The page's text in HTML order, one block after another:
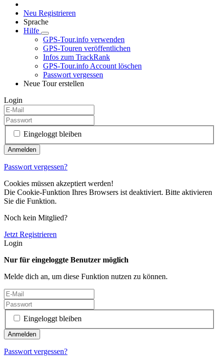
Neu Registrieren
Sprache
Hilfe
GPS-Tour.info verwenden
GPS-Touren veröffentlichen
Infos zum TrackRank
GPS-Tour.info Account löschen
Passwort vergessen
Neue Tour erstellen
Login
Eingeloggt bleiben
Passwort vergessen?
Cookies müssen akzeptiert werden!
Die Cookie-Funktion Ihres Browsers ist deaktiviert. Bitte aktivieren
Sie die Funktion.
Noch kein Mitglied?
Jetzt Registrieren
Login
Nur für eingeloggte Benutzer möglich
Melde dich an, um diese Funktion nutzen zu können.
Eingeloggt bleiben
Passwort vergessen?